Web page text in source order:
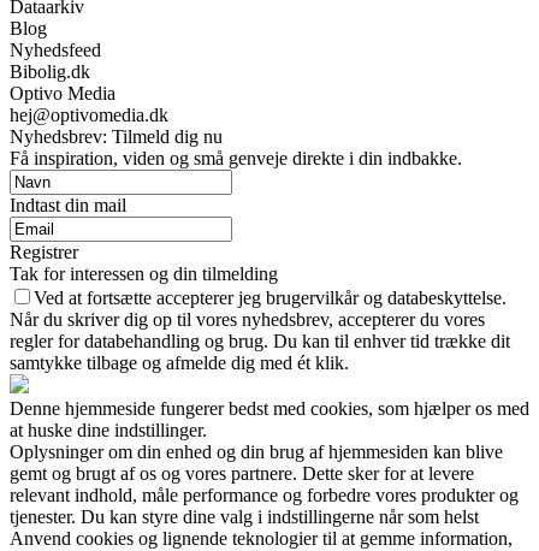
Dataarkiv
Blog
Nyhedsfeed
Bibolig.dk
Optivo Media
hej@optivomedia.dk
Nyhedsbrev: Tilmeld dig nu
Få inspiration, viden og små genveje direkte i din indbakke.
Indtast din mail
Registrer
Tak for interessen og din tilmelding
Ved at fortsætte accepterer jeg brugervilkår og databeskyttelse.
Når du skriver dig op til vores nyhedsbrev, accepterer du vores
regler for databehandling og brug. Du kan til enhver tid trække dit
samtykke tilbage og afmelde dig med ét klik.
Denne hjemmeside fungerer bedst med cookies, som hjælper os med
at huske dine indstillinger.
Oplysninger om din enhed og din brug af hjemmesiden kan blive
gemt og brugt af os og vores partnere. Dette sker for at levere
relevant indhold, måle performance og forbedre vores produkter og
tjenester. Du kan styre dine valg i indstillingerne når som helst
Anvend cookies og lignende teknologier til at gemme information,